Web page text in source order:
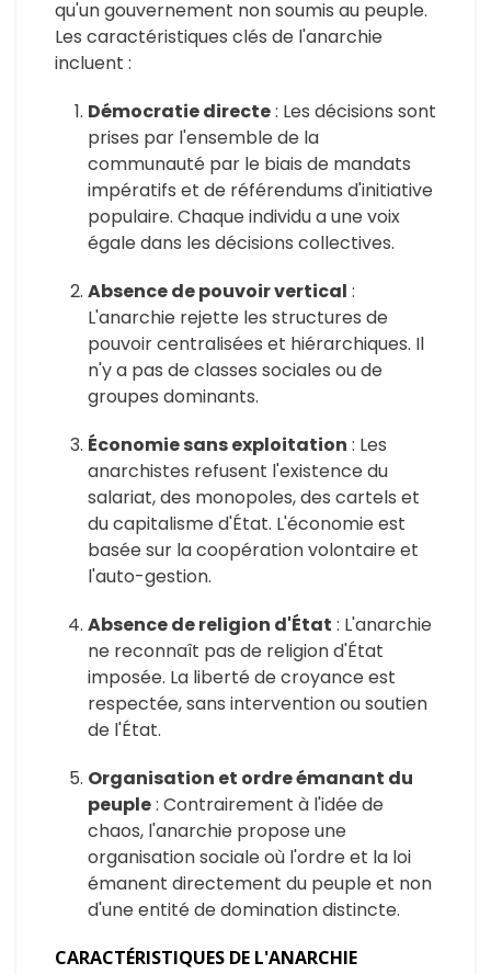
qu'un gouvernement non soumis au peuple.
Les caractéristiques clés de l'anarchie
incluent :
Démocratie directe: Les décisions sont
prises par l'ensemble de la
communauté par le biais de mandats
impératifs et de référendums d'initiative
populaire. Chaque individu a une voix
égale dans les décisions collectives.
Absence de pouvoir vertical :
L'anarchie rejette les structures de
pouvoir centralisées et hiérarchiques. Il
n'y a pas de classes sociales ou de
groupes dominants.
Économie sans exploitation : Les
anarchistes refusent l'existence du
salariat, des monopoles, des cartels et
du capitalisme d'État. L'économie est
basée sur la coopération volontaire et
l'auto-gestion.
Absence de religion d'État : L'anarchie
ne reconnaît pas de religion d'État
imposée. La liberté de croyance est
respectée, sans intervention ou soutien
de l'État.
Organisation et ordre émanant du
peuple: Contrairement à l'idée de
chaos, l'anarchie propose une
organisation sociale où l'ordre et la loi
émanent directement du peuple et non
d'une entité de domination distincte.
CARACTÉRISTIQUES DE L'ANARCHIE